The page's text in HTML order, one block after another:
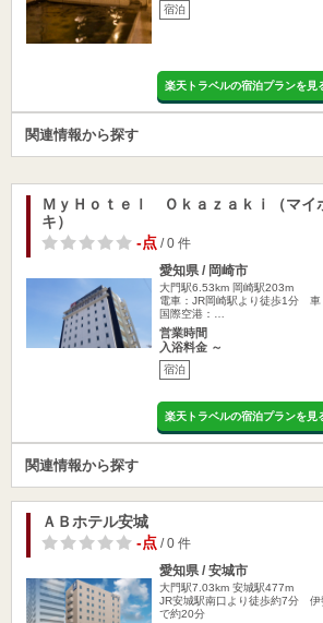
宿泊
楽天トラベルの宿泊プランを見
関連情報から探す
ＭｙＨｏｔｅｌ Ｏｋａｚａｋｉ（マイ
キ）
-点/ 0 件
愛知県 / 岡崎市
大門駅6.53km 岡崎駅203m
電車：JR岡崎駅より徒歩1分
国際空港：…
営業時間
入浴料金 ～
宿泊
楽天トラベルの宿泊プランを見
関連情報から探す
ＡＢホテル安城
-点/ 0 件
愛知県 / 安城市
大門駅7.03km 安城駅477m
JR安城駅南口より徒歩約7分 伊
で約20分